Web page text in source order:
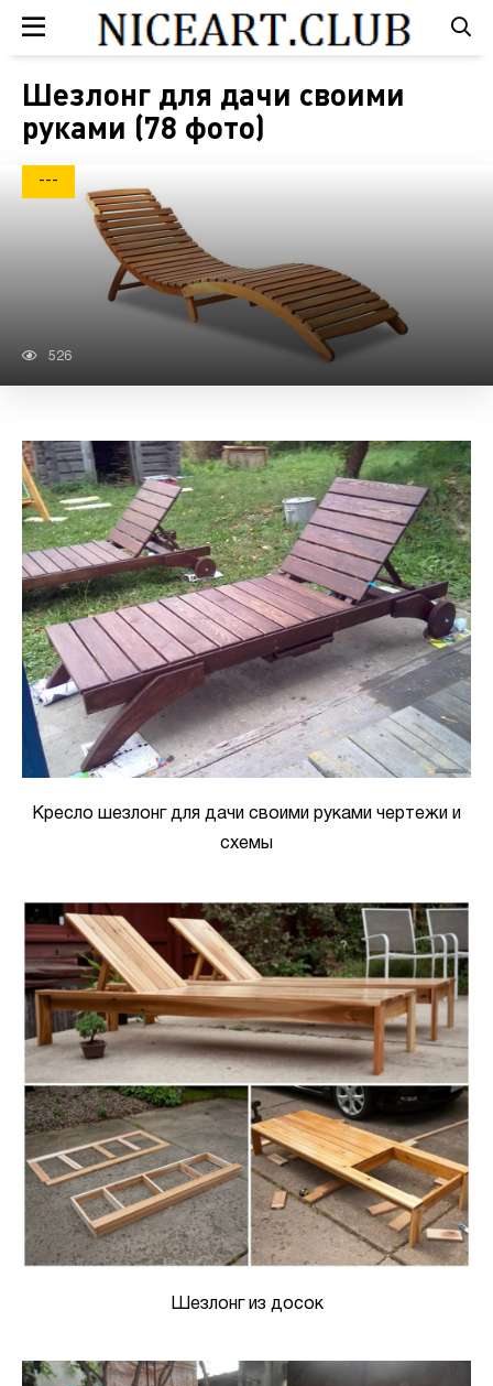
Шезлонг для дачи своими
руками (78 фото)
---
526
Кресло шезлонг для дачи своими руками чертежи и
схемы
Шезлонг из досок